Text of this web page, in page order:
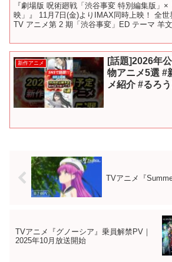
『劇場版 呪術廻戦「渋谷事変 特別編集版」
映」』 11月7日(金)よりIMAX同時上映！ 全
TV アニメ第 2 期「渋谷事変」ED テーマ 羊
新作アニメ
[話題]2026年
物アニメ5選 #
メ紹介 #るろ
TVアニメ『
TVアニメ『グノーシア』乗員解禁PV｜
2025年10月放送開始